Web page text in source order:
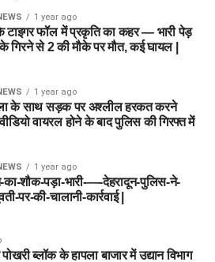
1 year ago
टाइगर फॉल में प्रकृति का कहर — भारी पेड़
गिरने से 2 की मौके पर मौत, कई घायल |
1 year ago
के साथ सड़क पर अश्लील हरकत करने
वायरल होने के बाद पुलिस की गिरफ्त में
1 year ago
का-शौक-पड़ा-भारी-—-देहरादून-पुलिस-ने-
पर-की-चालानी-कार्रवाई |
ब्लॉक के हापला बाजार में उद्यान विभाग